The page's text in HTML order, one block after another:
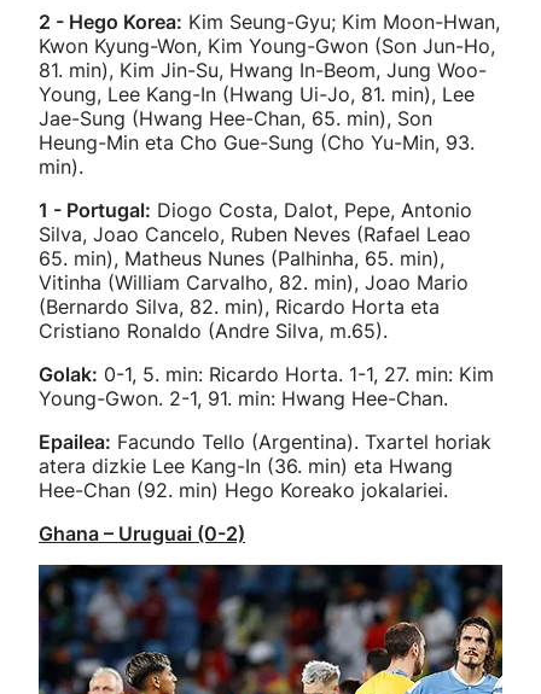
2 - Hego Korea: Kim Seung-Gyu; Kim Moon-Hwan,
Kwon Kyung-Won, Kim Young-Gwon (Son Jun-Ho,
81. min), Kim Jin-Su, Hwang In-Beom, Jung Woo-
Young, Lee Kang-In (Hwang Ui-Jo, 81. min), Lee
Jae-Sung (Hwang Hee-Chan, 65. min), Son
Heung-Min eta Cho Gue-Sung (Cho Yu-Min, 93.
min).
1 - Portugal: Diogo Costa, Dalot, Pepe, Antonio
Silva, Joao Cancelo, Ruben Neves (Rafael Leao
65. min), Matheus Nunes (Palhinha, 65. min),
Vitinha (William Carvalho, 82. min), Joao Mario
(Bernardo Silva, 82. min), Ricardo Horta eta
Cristiano Ronaldo (Andre Silva, m.65).
Golak: 0-1, 5. min: Ricardo Horta. 1-1, 27. min: Kim
Young-Gwon. 2-1, 91. min: Hwang Hee-Chan.
Epailea: Facundo Tello (Argentina). Txartel horiak
atera dizkie Lee Kang-In (36. min) eta Hwang
Hee-Chan (92. min) Hego Koreako jokalariei.
Ghana – Uruguai (0-2)